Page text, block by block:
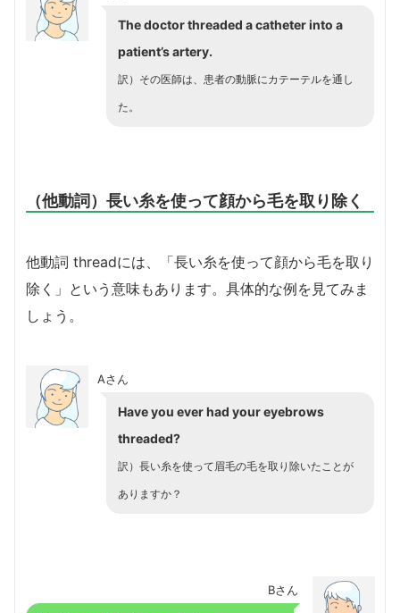
The doctor threaded a catheter into a
patient’s artery.
訳）その医師は、患者の動脈にカテーテルを通し
た。
（他動詞）長い糸を使って顔から毛を取り除く
他動詞 threadには、「長い糸を使って顔から毛を取り
除く」という意味もあります。具体的な例を見てみま
しょう。
Aさん
Have you ever had your eyebrows
threaded?
訳）長い糸を使って眉毛の毛を取り除いたことが
ありますか？
Bさん